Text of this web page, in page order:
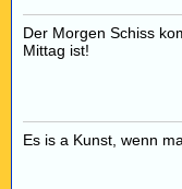
Der Morgen Schiss
Mittag ist!
Es is a Kunst, wenn